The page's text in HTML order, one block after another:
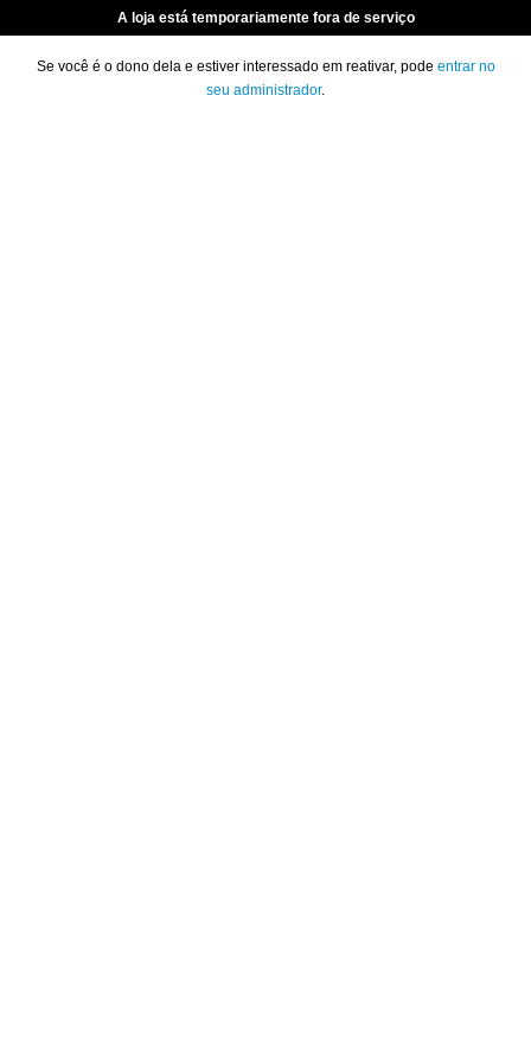
A loja está temporariamente fora de serviço
Se você é o dono dela e estiver interessado em reativar, pode entrar no
seu administrador.